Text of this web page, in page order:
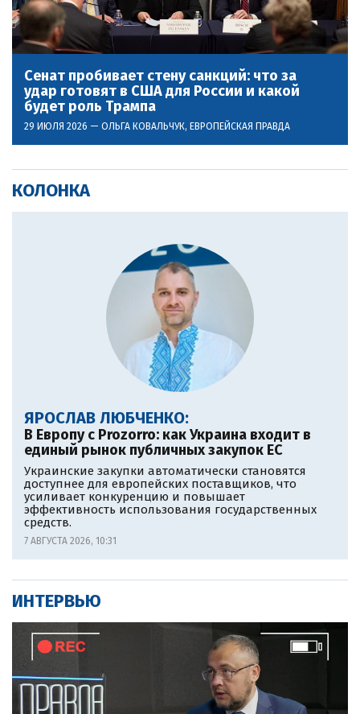
Сенат пробивает стену санкций: что за
удар готовят в США для России и какой
будет роль Трампа
29 ИЮЛЯ 2026 — ОЛЬГА КОВАЛЬЧУК, ЕВРОПЕЙСКАЯ ПРАВДА
КОЛОНКА
ЯРОСЛАВ ЛЮБЧЕНКО:
В Европу c Prozorro: как Украина входит в
единый рынок публичных закупок ЕС
Украинские закупки автоматически становятся
доступнее для европейских поставщиков, что
усиливает конкуренцию и повышает
эффективность использования государственных
средств.
7 АВГУСТА 2026, 10:31
ИНТЕРВЬЮ